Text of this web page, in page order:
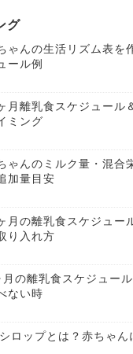
グ
ゃんの生活リズム表を
ール例
月離乳食スケジュール
ミング
ゃんのミルク量・混合
加量目安
月の離乳食スケジュー
り入れ方
月の離乳食スケジュー
ない時
ロップとは？赤ちゃん